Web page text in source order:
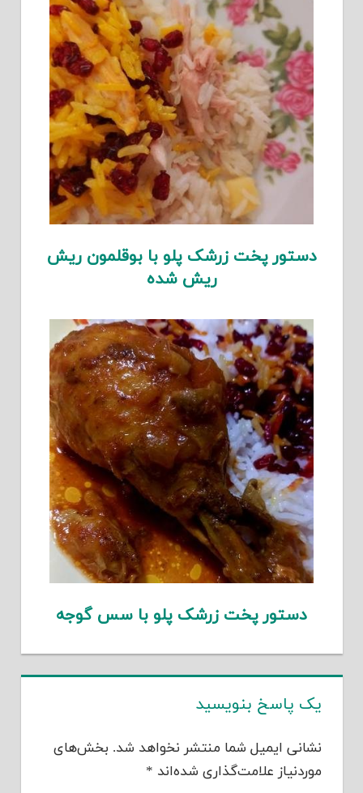
دستور پخت زرشک پلو با بوقلمون ریش
ریش شده
دستور پخت زرشک پلو با سس گوجه
یک پاسخ بنویسید
نشانی ایمیل شما منتشر نخواهد شد. بخش‌های
موردنیاز علامت‌گذاری شده‌اند *